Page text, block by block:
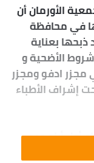
الأورمان أن
في محافظة
بعناية
الأضحية و
مجزر ادفو ومجزر
إشراف الأطباء
أول أيام عيد
ليتم